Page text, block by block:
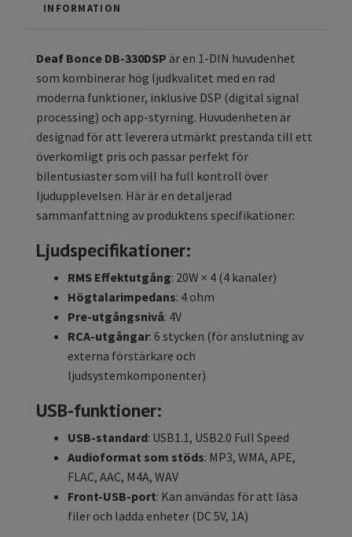
INFORMATION
Deaf Bonce DB-330DSP är en 1-DIN huvudenhet
som kombinerar hög ljudkvalitet med en rad
moderna funktioner, inklusive DSP (digital signal
processing) och app-styrning. Huvudenheten är
designad för att leverera utmärkt prestanda till ett
överkomligt pris och passar perfekt för
bilentusiaster som vill ha full kontroll över
ljudupplevelsen. Här är en detaljerad
sammanfattning av produktens specifikationer:
Ljudspecifikationer:
RMS Effektutgång: 20W × 4 (4 kanaler)
Högtalarimpedans: 4 ohm
Pre-utgångsnivå: 4V
RCA-utgångar: 6 stycken (för anslutning av
externa förstärkare och
ljudsystemkomponenter)
USB-funktioner:
USB-standard: USB1.1, USB2.0 Full Speed
Audioformat som stöds: MP3, WMA, APE,
FLAC, AAC, M4A, WAV
Front-USB-port: Kan användas för att läsa
filer och ladda enheter (DC 5V, 1A)